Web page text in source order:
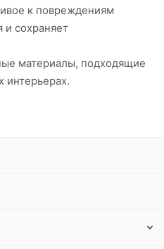
к повреждениям
и сохраняет
материалы, подходящие
интерьерах.